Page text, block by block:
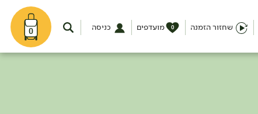
0 שחזור הזמנה מועדפים 0 כניסה